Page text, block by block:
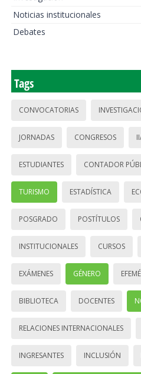
Noticias institucionales
Debates
Tags
CONVOCATORIAS
JORNADAS CONGRESOS
ESTUDIANTES CONTADOR
TURISMO ESTADÍSTICA
POSGRADO POSTÍTULOS
INSTITUCIONALES CURSOS
EXÁMENES GÉNERO
BIBLIOTECA DOCENTES
RELACIONES INTERNACIONALES
INGRESANTES INCLUSIÓN